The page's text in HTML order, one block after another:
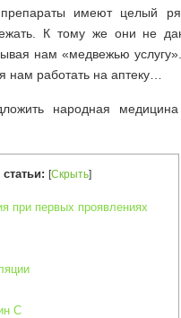
имеют целый
К тому же они не
нам «медвежью
нам работать на аптеку…
народная
[Скрыть]
при первых проявлениях
С